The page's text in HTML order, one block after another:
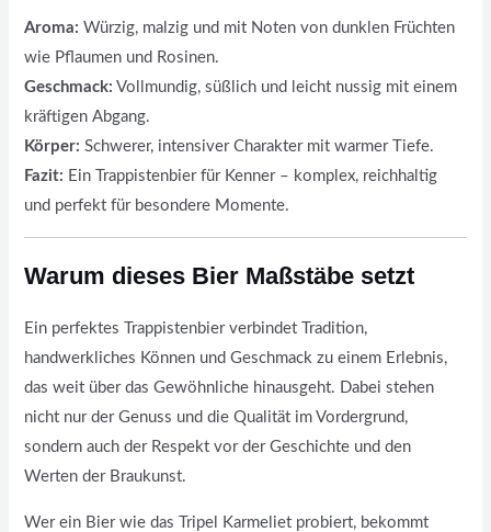
Aroma: Würzig, malzig und mit Noten von dunklen Früchten
wie Pflaumen und Rosinen.
Geschmack: Vollmundig, süßlich und leicht nussig mit einem
kräftigen Abgang.
Körper: Schwerer, intensiver Charakter mit warmer Tiefe.
Fazit: Ein Trappistenbier für Kenner – komplex, reichhaltig
und perfekt für besondere Momente.
Warum dieses Bier Maßstäbe setzt
Ein perfektes Trappistenbier verbindet Tradition,
handwerkliches Können und Geschmack zu einem Erlebnis,
das weit über das Gewöhnliche hinausgeht. Dabei stehen
nicht nur der Genuss und die Qualität im Vordergrund,
sondern auch der Respekt vor der Geschichte und den
Werten der Braukunst.
Wer ein Bier wie das Tripel Karmeliet probiert, bekommt